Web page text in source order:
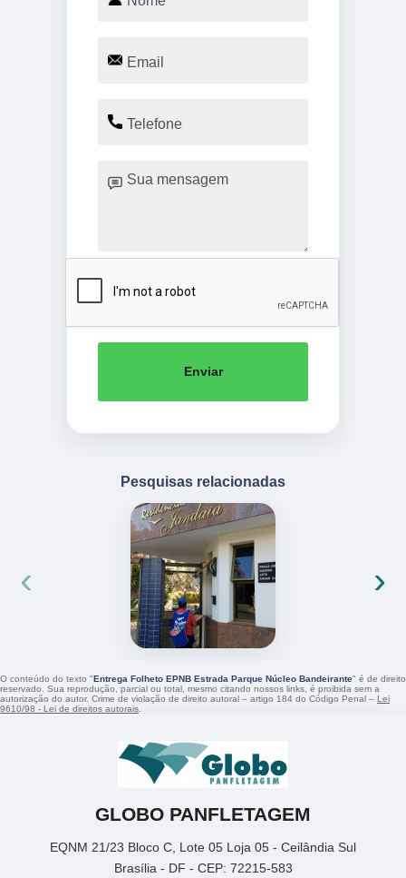
Enviar
Pesquisas relacionadas
‹ ›
O conteúdo do texto "Entrega Folheto EPNB Estrada Parque Núcleo Bandeirante" é de direito
reservado. Sua reprodução, parcial ou total, mesmo citando nossos links, é proibida sem a
autorização do autor. Crime de violação de direito autoral – artigo 184 do Código Penal – Lei
9610/98 - Lei de direitos autorais.
GLOBO PANFLETAGEM
EQNM 21/23 Bloco C, Lote 05 Loja 05 - Ceilândia Sul
Brasília - DF - CEP: 72215-583